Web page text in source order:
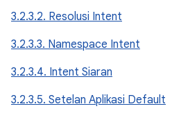
3.2.3.2. Resolusi Intent
3.2.3.3. Namespace Intent
3.2.3.4. Intent Siaran
3.2.3.5. Setelan Aplikasi Default